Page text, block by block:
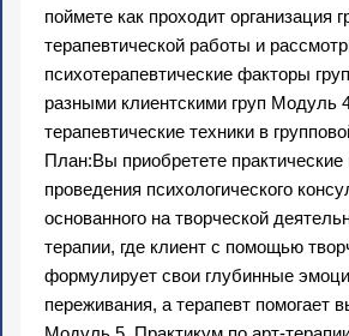
поймете как проходит организация
терапевтической работы и
психотерапевтические факторы
разными клиентскими груп Модуль
терапевтические техники в
План:Вы приобретете практические
проведения психологического
основанного на творческой
терапии, где клиент с помощью
формулирует свои глубинные
переживания, а терапевт помогает